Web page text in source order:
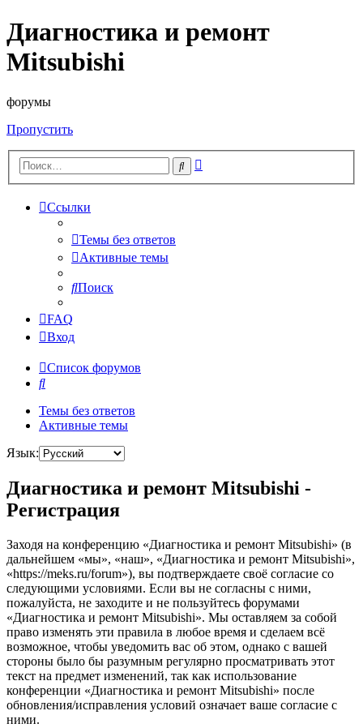
Диагностика и ремонт
Mitsubishi
форумы
Пропустить
Поиск
Ссылки
Темы без ответов
Активные темы
Поиск
FAQ
Вход
Список форумов
Поиск
Темы без ответов
Активные темы
Язык:
Диагностика и ремонт Mitsubishi -
Регистрация
Заходя на конференцию «Диагностика и ремонт Mitsubishi» (в
дальнейшем «мы», «наш», «Диагностика и ремонт Mitsubishi»,
«https://meks.ru/forum»), вы подтверждаете своё согласие со
следующими условиями. Если вы не согласны с ними,
пожалуйста, не заходите и не пользуйтесь форумами
«Диагностика и ремонт Mitsubishi». Мы оставляем за собой
право изменять эти правила в любое время и сделаем всё
возможное, чтобы уведомить вас об этом, однако с вашей
стороны было бы разумным регулярно просматривать этот
текст на предмет изменений, так как использование
конференции «Диагностика и ремонт Mitsubishi» после
обновления/исправления условий означает ваше согласие с
ними.